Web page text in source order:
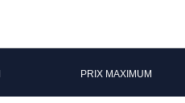
PRIX MAXIMUM